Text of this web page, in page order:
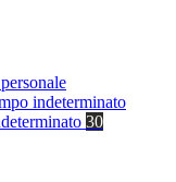
indeterminato
30